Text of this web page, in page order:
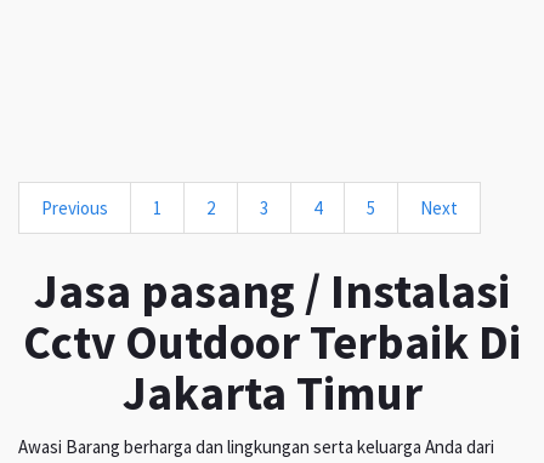
Previous 1 2 3 4 5 Next
Jasa pasang / Instalasi
Cctv Outdoor Terbaik Di
Jakarta Timur
Awasi Barang berharga dan lingkungan serta keluarga Anda dari